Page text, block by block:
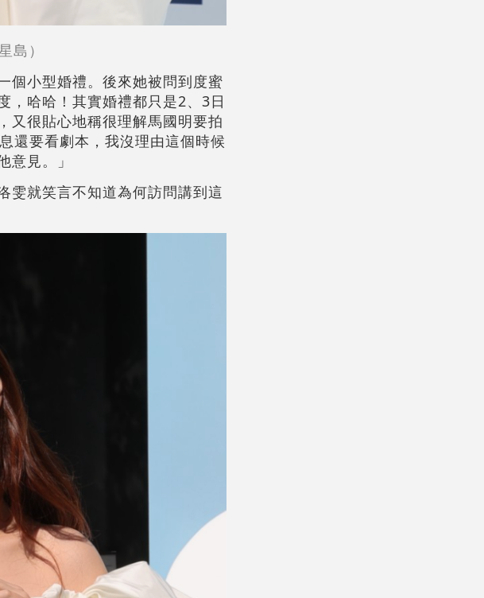
島）
個小型婚禮。後來她被問到度蜜
，哈哈！其實婚禮都只是2、3日
又很貼心地稱很理解馬國明要拍
還要看劇本，我沒理由這個時候
見。」
雯就笑言不知道為何訪問講到這